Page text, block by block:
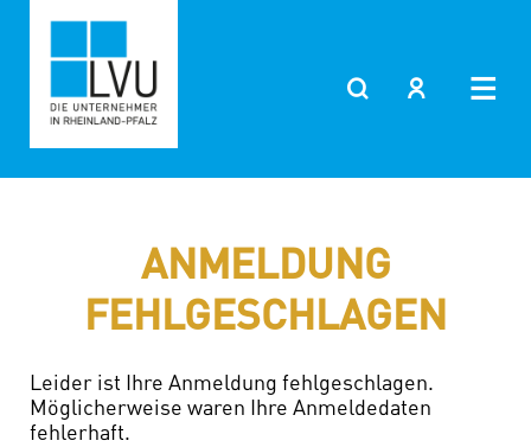
springen
ANMELDUNG
FEHLGESCHLAGEN
Leider ist Ihre Anmeldung fehlgeschlagen.
Möglicherweise waren Ihre Anmeldedaten
fehlerhaft.